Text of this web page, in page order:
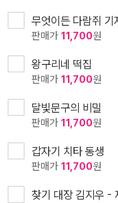
무엇이든 다람쥐
판매가 11,700원
왕구리네 떡집
판매가 11,700원
달빛문구의 비밀
판매가 11,700원
갑자기 치타 동생
판매가 11,700원
찾기 대장 김지우 -